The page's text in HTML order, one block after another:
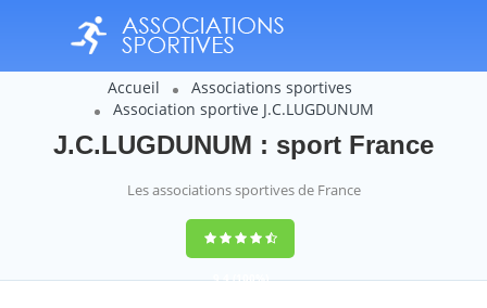
Accueil
Associations sportives
Association sportive J.C.LUGDUNUM
J.C.LUGDUNUM : sport France
Les associations sportives de France
9,4(100%)